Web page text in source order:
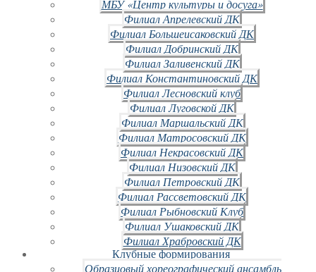
МБУ «Центр культуры и досуга»
Филиал Апрелевский ДК
Филиал Большеисаковский ДК
Филиал Добринский ДК
Филиал Заливенский ДК
Филиал Константиновский ДК
Филиал Лесновский клуб
Филиал Луговской ДК
Филиал Маршальский ДК
Филиал Матросовский ДК
Филиал Некрасовский ДК
Филиал Низовский ДК
Филиал Петровский ДК
Филиал Рассветовский ДК
Филиал Рыбновский Клуб
Филиал Ушаковский ДК
Филиал Храбровский ДК
Клубные формирования
Образцовый хореографический ансамбль